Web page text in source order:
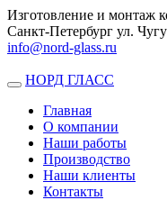
Изготовление и монтаж
Санкт-Петербург ул.
info@nord-glass.ru
Toggle
navigation
НОРД ГЛАСС
Главная
О компании
Наши работы
Производство
Наши клиенты
Контакты